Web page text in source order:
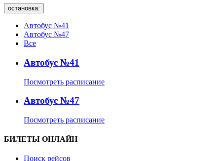
остановка:
Автобус №41
Автобус №47
Все
Автобус №41
Посмотреть расписание
Автобус №47
Посмотреть расписание
БИЛЕТЫ ОНЛАЙН
Поиск рейсов